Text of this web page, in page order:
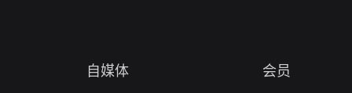
自媒体 会员